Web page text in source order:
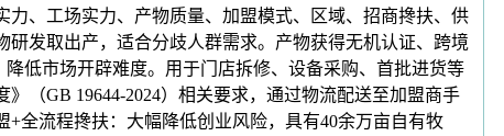
、工场实力、产物质量、加盟模式、区域、招商搀扶、供
发取出产，适合分歧人群需求。产物获得无机认证、跨境
低市场开辟难度。用于门店拆修、设备采购、首批进货等
（GB 19644-2024）相关要求，通过物流配送至加盟商手
全流程搀扶：大幅降低创业风险，具有40余万亩自有牧